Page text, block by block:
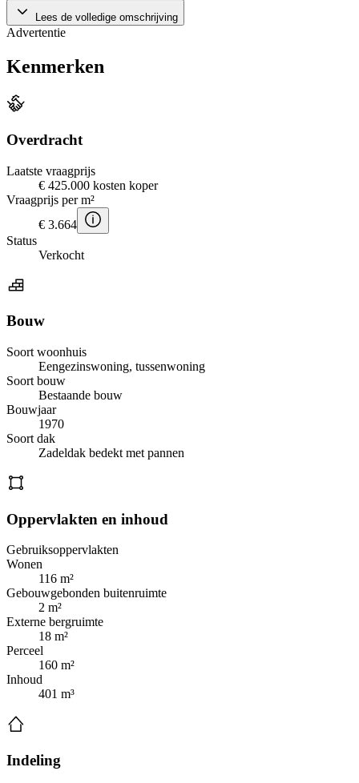
Lees de volledige omschrijving
Advertentie
Kenmerken
Overdracht
Laatste vraagprijs
€ 425.000 kosten koper
Vraagprijs per m²
€ 3.664
Status
Verkocht
Bouw
Soort woonhuis
Eengezinswoning, tussenwoning
Soort bouw
Bestaande bouw
Bouwjaar
1970
Soort dak
Zadeldak bedekt met pannen
Oppervlakten en inhoud
Gebruiksoppervlakten
Wonen
116 m²
Gebouwgebonden buitenruimte
2 m²
Externe bergruimte
18 m²
Perceel
160 m²
Inhoud
401 m³
Indeling